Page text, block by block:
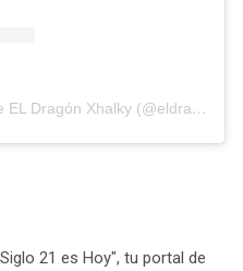
Una publicación compartida de EL Dragón Xhalky (@eldragonxhalky)
21 es Hoy", tu portal de